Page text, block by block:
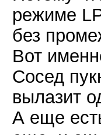
режиме
без
Вот
Сосед
вылазит
А еще